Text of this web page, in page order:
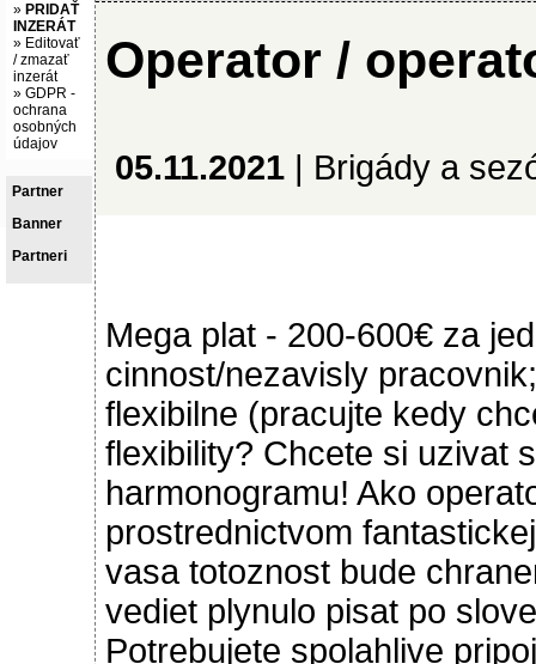
» PRIDAŤ
INZERÁT
» Editovať
/ zmazať
inzerát
» GDPR -
ochrana
osobných
údajov
Partner
Banner
Partneri
Operator /
05.11.2021 | Brigády a
Mega plat - 200-600€ za
cinnost/nezavisly
flexibilne (pracujte kedy
flexibility? Chcete si uzivat
harmonogramu! Ako
prostrednictvom
vasa totoznost bude
vediet plynulo pisat po
Potrebujete spolahlive